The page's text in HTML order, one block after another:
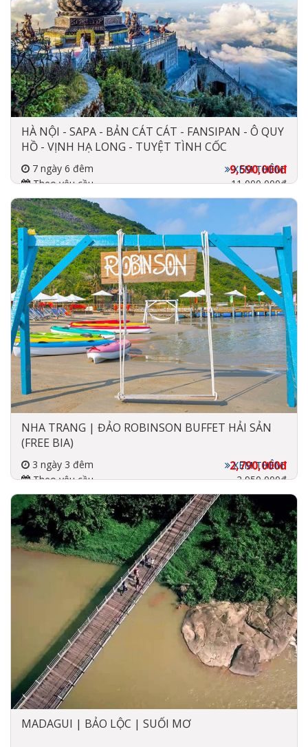
HÀ NỘI - SAPA - BẢN CÁT CÁT - FANSIPAN - Ô QUY
HỒ - VỊNH HẠ LONG - TUYỆT TÌNH CỐC
7 ngày 6 đêm
Theo yêu cầu
Đi về bằng máy bay
3-5 sao
9,590,000đ
11,000,000đ
XEM THÊM
NHA TRANG | ĐẢO ROBINSON BUFFET HẢI SẢN
(FREE BIA)
3 ngày 3 đêm
Theo yêu cầu
Đi về bằng xe
4 Sao
2,790,000đ
2,950,000đ
XEM THÊM
MADAGUI | BẢO LỘC | SUỐI MƠ